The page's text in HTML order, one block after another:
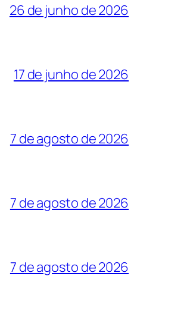
26 de junho de 2026
17 de junho de 2026
7 de agosto de 2026
7 de agosto de 2026
7 de agosto de 2026